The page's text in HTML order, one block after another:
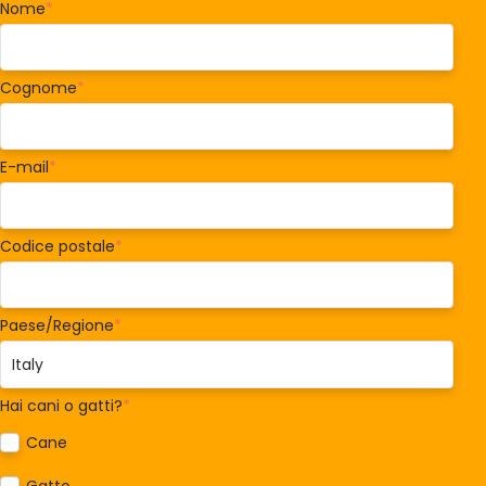
Nome*
Cognome*
E-mail*
Codice postale*
Paese/Regione*
Hai cani o gatti?*
Cane